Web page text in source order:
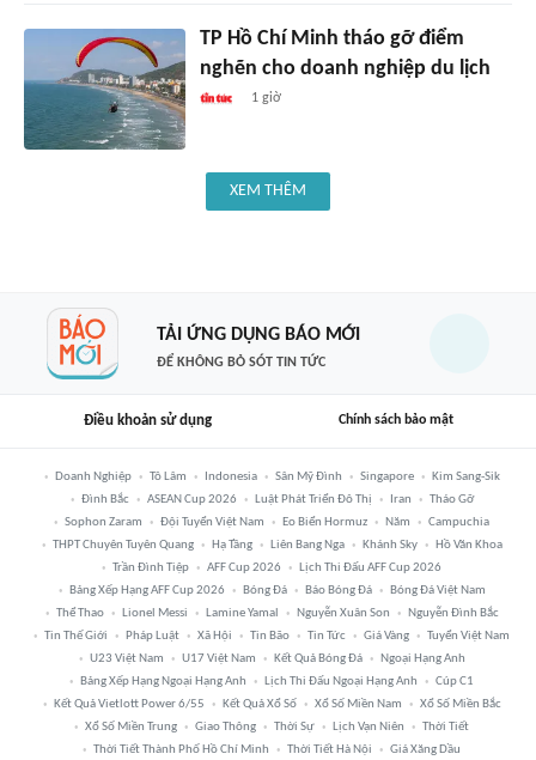
TP Hồ Chí Minh tháo gỡ điểm
nghẽn cho doanh nghiệp du lịch
1 giờ
XEM THÊM
TẢI ỨNG DỤNG BÁO MỚI
ĐỂ KHÔNG BỎ SÓT TIN TỨC
Điều khoản sử dụng Chính sách bảo mật
Doanh Nghiệp Tô Lâm Indonesia Sân Mỹ Đình Singapore
Kim Sang-Sik
Đình Bắc
ASEAN Cup 2026 Luật Phát Triển Đô Thị Iran
Tháo Gỡ
Sophon Zaram
Đội Tuyển Việt Nam Eo Biển Hormuz Năm
Campuchia
THPT Chuyên Tuyên Quang
Hạ Tầng Liên Bang Nga Khánh Sky
Hồ Văn Khoa
Trần Đình Tiệp
AFF Cup 2026
Lịch Thi Đấu AFF Cup 2026
Bảng Xếp Hạng AFF Cup 2026
Bóng Đá Báo Bóng Đá
Bóng Đá Việt Nam
Thể Thao
Lionel Messi Lamine Yamal Nguyễn Xuân Son
Nguyễn Đình Bắc
Tin Thế Giới
Pháp Luật Xã Hội Tin Bão Tin Tức Giá Vàng
Tuyển Việt Nam
U23 Việt Nam
U17 Việt Nam Kết Quả Bóng Đá
Ngoại Hạng Anh
Bảng Xếp Hạng Ngoại Hạng Anh
Lịch Thi Đấu Ngoại Hạng Anh
Cúp C1
Kết Quả Vietlott Power 6/55
Kết Quả Xổ Số Xổ Số Miền Nam
Xổ Số Miền Bắc
Xổ Số Miền Trung
Giao Thông Thời Sự Lịch Vạn Niên
Thời Tiết
Thời Tiết Thành Phố Hồ Chí Minh
Thời Tiết Hà Nội Giá Xăng Dầu